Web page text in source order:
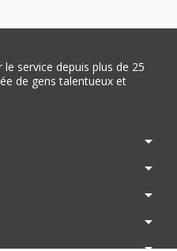
service depuis plus de 25
de gens talentueux et
arrow_drop_down
arrow_drop_down
arrow_drop_down
arrow_drop_down